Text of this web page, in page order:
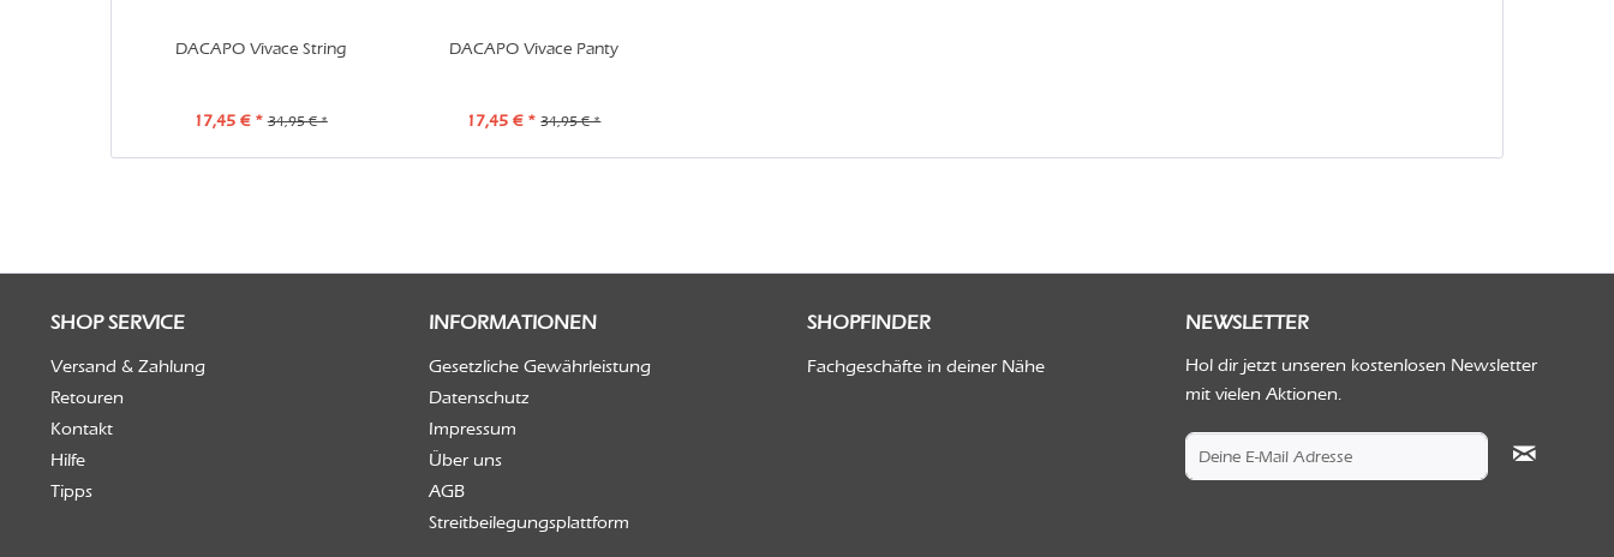
DACAPO Vivace String
17,45 € * 34,95 € *
DACAPO Vivace Panty
17,45 € * 34,95 € *
SHOP SERVICE
Versand & Zahlung
Retouren
Kontakt
Hilfe
Tipps
INFORMATIONEN
Gesetzliche Gewährleistung
Datenschutz
Impressum
Über uns
AGB
Streitbeilegungsplattform
SHOPFINDER
Fachgeschäfte in deiner Nähe
NEWSLETTER
Hol dir jetzt unseren kostenlosen Newsletter
mit vielen Aktionen.